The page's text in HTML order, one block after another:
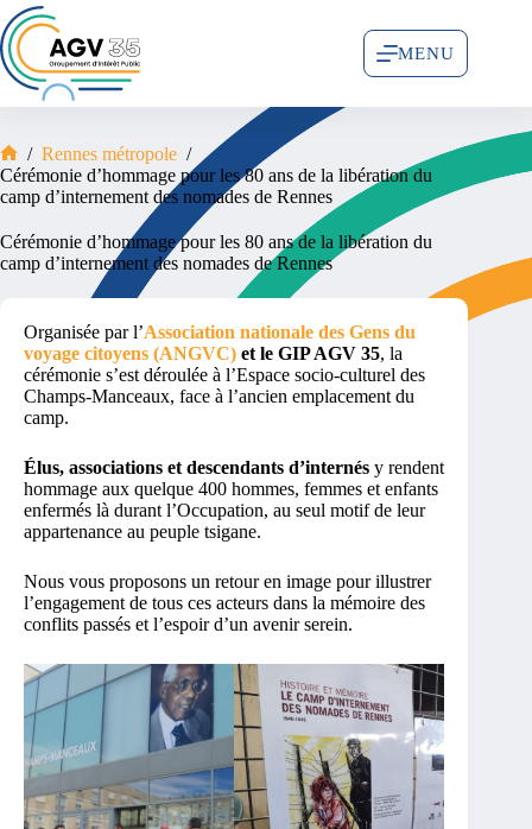
MENU
/ Rennes métropole /
Cérémonie d’hommage pour les 80 ans de la libération du
camp d’internement des nomades de Rennes
Cérémonie d’hommage pour les 80 ans de la libération du
camp d’internement des nomades de Rennes
Organisée par l’Association nationale des Gens du
voyage citoyens (ANGVC) et le GIP AGV 35, la
cérémonie s’est déroulée à l’Espace socio-culturel des
Champs-Manceaux, face à l’ancien emplacement du
camp.
Élus, associations et descendants d’internés y rendent
hommage aux quelque 400 hommes, femmes et enfants
enfermés là durant l’Occupation, au seul motif de leur
appartenance au peuple tsigane.
Nous vous proposons un retour en image pour illustrer
l’engagement de tous ces acteurs dans la mémoire des
conflits passés et l’espoir d’un avenir serein.